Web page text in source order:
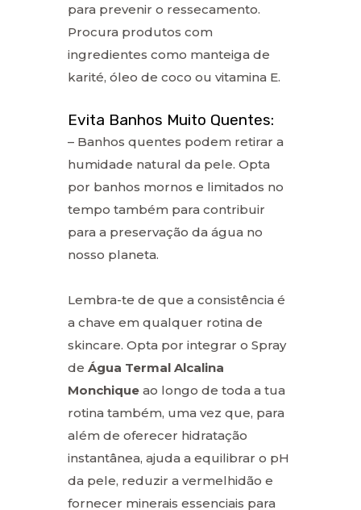
para prevenir o ressecamento.
Procura produtos com
ingredientes como manteiga de
karité, óleo de coco ou vitamina E.
Evita Banhos Muito Quentes:
– Banhos quentes podem retirar a
humidade natural da pele. Opta
por banhos mornos e limitados no
tempo também para contribuir
para a preservação da água no
nosso planeta.
Lembra-te de que a consistência é
a chave em qualquer rotina de
skincare. Opta por integrar o Spray
de Água Termal Alcalina
Monchique ao longo de toda a tua
rotina também, uma vez que, para
além de oferecer hidratação
instantânea, ajuda a equilibrar o pH
da pele, reduzir a vermelhidão e
fornecer minerais essenciais para